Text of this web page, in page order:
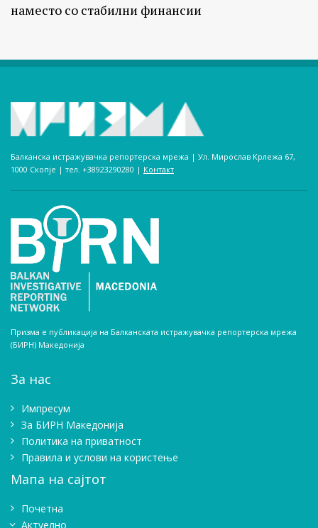
наместо со стабилни финансии
Балканска истражувачка репортерска мрежа | Ул. Мирослав Крлежа 67,
1000 Скопје | тел. +38923290280­ | Контакт
Призма е публикација на Балканската истражувачка репортерска мрежа
(БИРН) Македонија
За нас
Импресум
Зa БИРН Македонија
Политика на приватност
Правила и услови на користење
Мапа на сајтот
Почетна
Актуелно